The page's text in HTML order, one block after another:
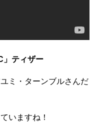
」ティザー
ミ・ターンブルさんだ
いますね！